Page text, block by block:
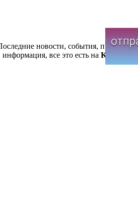
новости, события,
информация, все это есть на Koslook